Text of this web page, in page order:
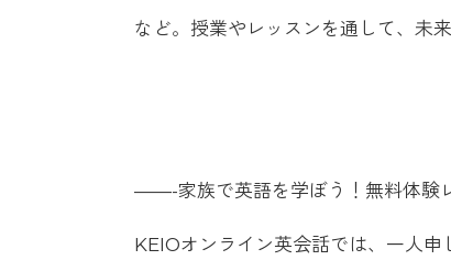
など。授業やレッスンを通して、未
——-家族で英語を学ぼう！無料体
KEIOオンライン英会話では、一人